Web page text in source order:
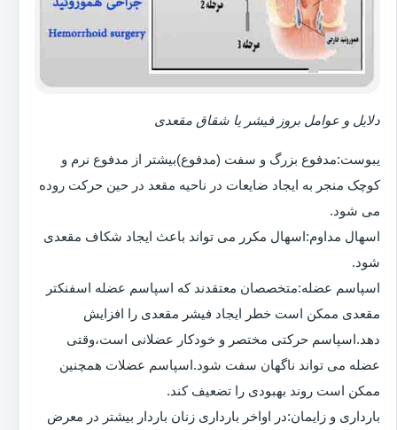
دلایل و عوامل بروز فیشر یا شقاق مقعدی
یبوست:مدفوع بزرگ و سفت (مدفوع)بیشتر از مدفوع نرم و
کوچک منجر به ایجاد ضایعات در ناحیه مقعد در حین حرکت روده
می شود.
اسهال مداوم:اسهال مکرر می تواند باعث ایجاد شکاف مقعدی
شود.
اسپاسم عضله:متخصصان معتقدند که اسپاسم عضله اسفنکتر
مقعدی ممکن است خطر ایجاد فیشر مقعدی را افزایش
دهد.اسپاسم حرکتی مختصر و خودکار عضلانی است،وقتی
عضله می تواند ناگهان سفت شود.اسپاسم عضلات همچنین
ممکن است روند بهبودی را تضعیف کند.
بارداری و زایمان:در اواخر بارداری زنان باردار بیشتر در معرض